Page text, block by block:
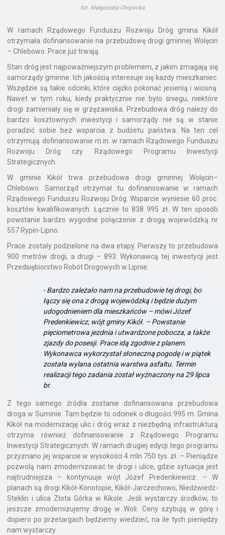
fot. Małgorzata Chojnicka
W ramach Rządowego Funduszu Rozwoju Dróg gmina Kikół
otrzymała dofinansowanie na przebudowę drogi gminnej Wolęcin
– Chlebowo. Prace już trwają.
Stan dróg jest najpoważniejszym problemem, z jakim zmagają się
samorządy gminne. Ich jakością interesuje się każdy mieszkaniec.
Wszędzie są takie odcinki, które ciężko pokonać jesienią i wiosną.
Nawet w tym roku, kiedy praktycznie nie było śniegu, niektóre
drogi zamieniały się w grzęzawiska. Przebudowa dróg należy do
bardzo kosztownych inwestycji i samorządy nie są w stanie
poradzić sobie bez wsparcia z budżetu państwa. Na ten cel
otrzymują dofinansowanie m.in. w ramach Rządowego Funduszu
Rozwoju Dróg czy Rządowego Programu Inwestycji
Strategicznych.
W gminie Kikół trwa przebudowa drogi gminnej Wolęcin–
Chlebowo. Samorząd otrzymał tu dofinansowanie w ramach
Rządowego Funduszu Rozwoju Dróg. Wsparcie wyniesie 60 proc.
kosztów kwalifikowanych. Łącznie to 838 995 zł. W ten sposób
powstanie bardzo wygodne połączenie z drogą wojewódzką nr
557 Rypin-Lipno.
Prace zostały podzielone na dwa etapy. Pierwszy to przebudowa
900 metrów drogi, a drugi – 893. Wykonawcą tej inwestycji jest
Przedsiębiorstwo Robót Drogowych w Lipnie.
- Bardzo zależało nam na przebudowie tej drogi, bo
łączy się ona z drogą wojewódzką i będzie dużym
udogodnieniem dla mieszkańców – mówi Józef
Predenkiewicz, wójt gminy Kikół. – Powstanie
pięciometrowa jezdnia i utwardzone pobocza, a także
zjazdy do posesji. Prace idą zgodnie z planem.
Wykonawca wykorzystał słoneczną pogodę i w piątek
została wylana ostatnia warstwa asfaltu. Termin
realizacji tego zadania został wyznaczony na 29 lipca
br.
Z tego samego źródła zostanie dofinansowana przebudowa
droga w Suminie. Tam będzie to odcinek o długości 995 m. Gmina
Kikół na modernizację ulic i dróg wraz z niezbędną infrastrukturą
otrzyma również dofinansowanie z Rządowego Programu
Inwestycji Strategicznych. W ramach drugiej edycji tego programu
przyznano jej wsparcie w wysokości 4 mln 750 tys. zł. – Pieniądze
pozwolą nam zmodernizować te drogi i ulice, gdzie sytuacja jest
najtrudniejsza – kontynuuje wójt Józef Predenkiewicz. – W
planach są drogi Kikół-Konotopie, Kikół-Jarczechowo, Niedźwiedź-
Steklin i ulica Złota Górka w Kikole. Jeśli wystarczy środków, to
jeszcze zmodernizujemy drogę w Woli. Ceny szybują w górę i
dopiero po przetargach będziemy wiedzieć, na ile tych pieniędzy
nam wystarczy.